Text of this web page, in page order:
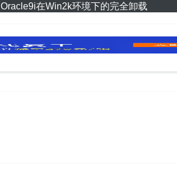
Oracle9i在Win2k环境下的完全卸载